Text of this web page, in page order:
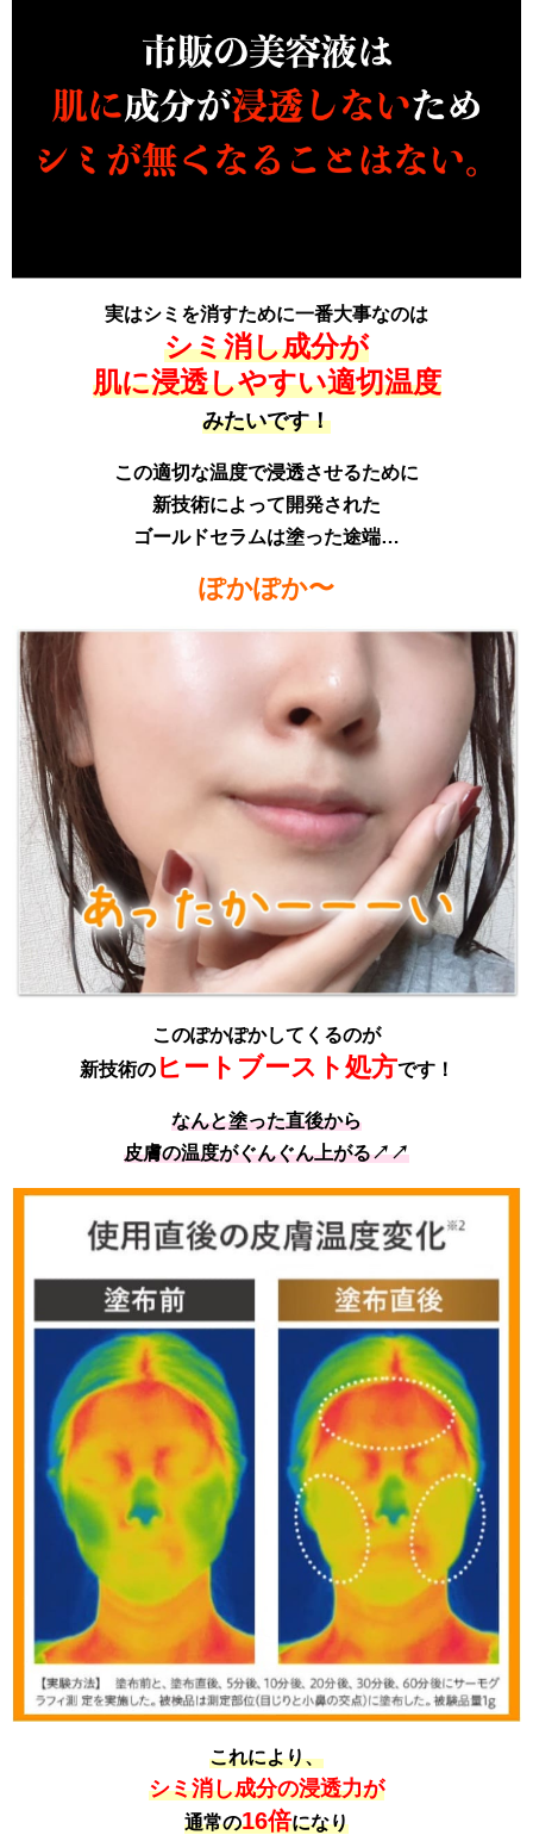
実はシミを消すために一番大事なのは
シミ消し成分が
肌に浸透しやすい適切温度
みたいです！
この適切な温度で浸透させるために
新技術によって開発された
ゴールドセラムは塗った途端…
ぽかぽか〜
このぽかぽかしてくるのが
新技術のヒートブースト処方です！
なんと塗った直後から
皮膚の温度がぐんぐん上がる↗↗
これにより、
シミ消し成分の浸透力が
通常の16倍になり